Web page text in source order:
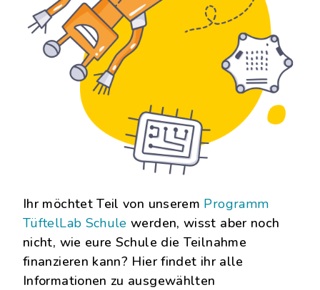
Ihr möchtet Teil von unserem Programm
TüftelLab Schule werden, wisst aber noch
nicht, wie eure Schule die Teilnahme
finanzieren kann? Hier findet ihr alle
Informationen zu ausgewählten